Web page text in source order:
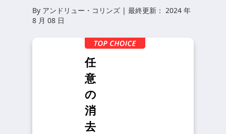
By アンドリュー・コリンズ | 最終更新： 2024 年
8 月 08 日
任
意
の
消
去